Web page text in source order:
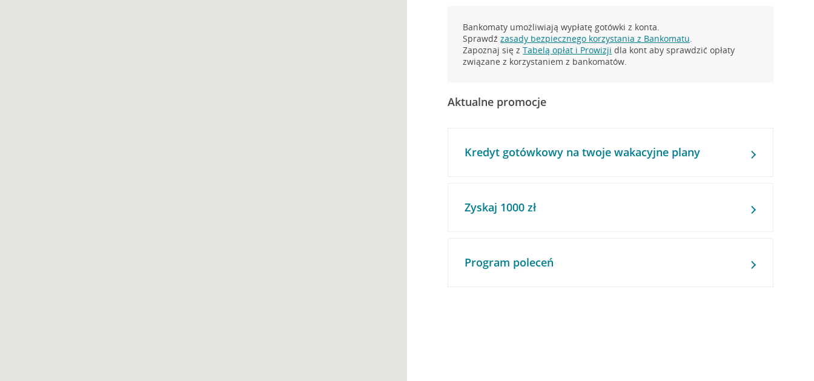
Bankomaty umożliwiają wypłatę gotówki z konta.
Sprawdźzasady bezpiecznego korzystania z Bankomatu.
Zapoznaj się zTabelą opłat i Prowizji dla kont aby sprawdzić opłaty
związane z korzystaniem z bankomatów.
Aktualne promocje
Kredyt gotówkowy na twoje wakacyjne plany
Zyskaj 1000 zł
Program poleceń